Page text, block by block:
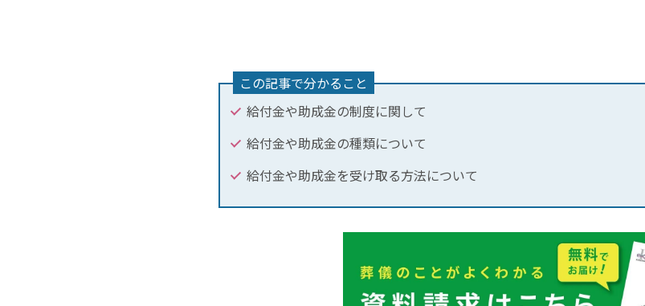
この記事で分かること
給付金や助成金の制度に関して
給付金や助成金の種類について
給付金や助成金を受け取る方法について